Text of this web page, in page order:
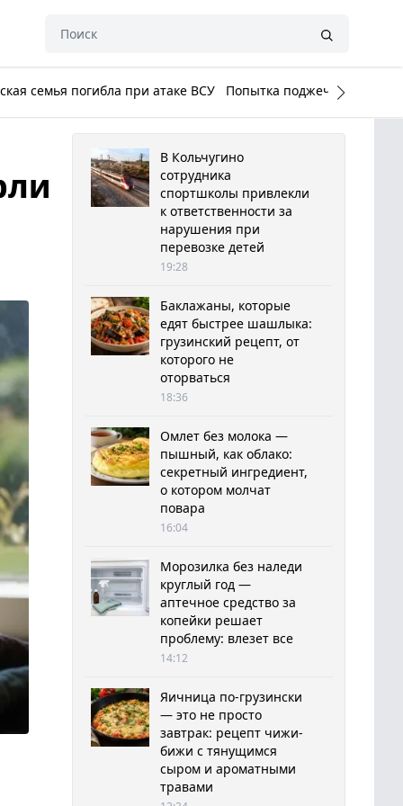
семья погибла при атаке ВСУ Попытка поджечь Белый
В Кольчугино
сотрудника
спортшколы привлекли
к ответственности за
нарушения при
перевозке детей
19:28
Баклажаны, которые
едят быстрее шашлыка:
грузинский рецепт, от
которого не
оторваться
18:36
Омлет без молока —
пышный, как облако:
секретный ингредиент,
о котором молчат
повара
16:04
Морозилка без наледи
круглый год —
аптечное средство за
копейки решает
проблему: влезет все
14:12
Яичница по-грузински
— это не просто
завтрак: рецепт чижи-
бижи с тянущимся
сыром и ароматными
травами